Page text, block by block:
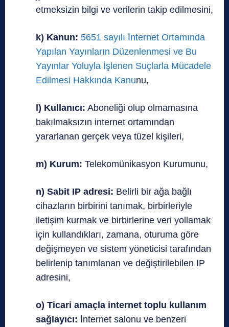
etmeksizin bilgi ve verilerin takip edilmesini,
k) Kanun: 5651 sayılı İnternet Ortamında
Yapılan Yayınların Düzenlenmesi ve Bu
Yayınlar Yoluyla İşlenen Suçlarla Mücadele
Edilmesi Hakkında Kanunu,
l) Kullanıcı: Aboneliği olup olmamasına
bakılmaksızın internet ortamından
yararlanan gerçek veya tüzel kişileri,
m) Kurum: Telekomünikasyon Kurumunu,
n) Sabit IP adresi: Belirli bir ağa bağlı
cihazların birbirini tanımak, birbirleriyle
iletişim kurmak ve birbirlerine veri yollamak
için kullandıkları, zamana, oturuma göre
değişmeyen ve sistem yöneticisi tarafından
belirlenip tanımlanan ve değiştirilebilen IP
adresini,
o) Ticari amaçla internet toplu kullanım
sağlayıcı: İnternet salonu ve benzeri